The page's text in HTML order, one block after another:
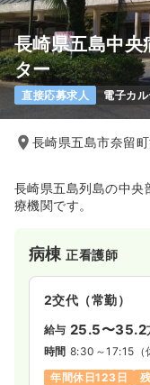
長崎県五島中央
ター
直接応募求人 電子カ
長崎県五島市奈留
長崎県五島列島の中
療機関です。
病棟正看護師
2交代（常勤）
給与 25.5〜35.2
時間 8:30～17:15
年間休日123日